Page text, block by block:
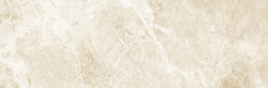
食事や間食のたびにお口の中のpHは酸性に傾き、その後唾液の働
きで中性に戻ります。しかし飲食の回数が多いと、再石灰化（溶け
たミネラルが戻る働き）が追いつかず、脱灰が優位になり続け、む
し歯が進んでしまいます。これら4つの要因は、それぞれが単独で
むし歯を起こすのではなく、「組み合わせ」と「バランス」でリ
スクが大きく変わります。杉並区阿佐ヶ谷というエリアでも、生